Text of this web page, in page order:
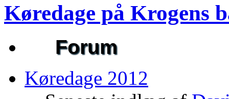
Køredage på Krogens
Forum
Køredage 2012